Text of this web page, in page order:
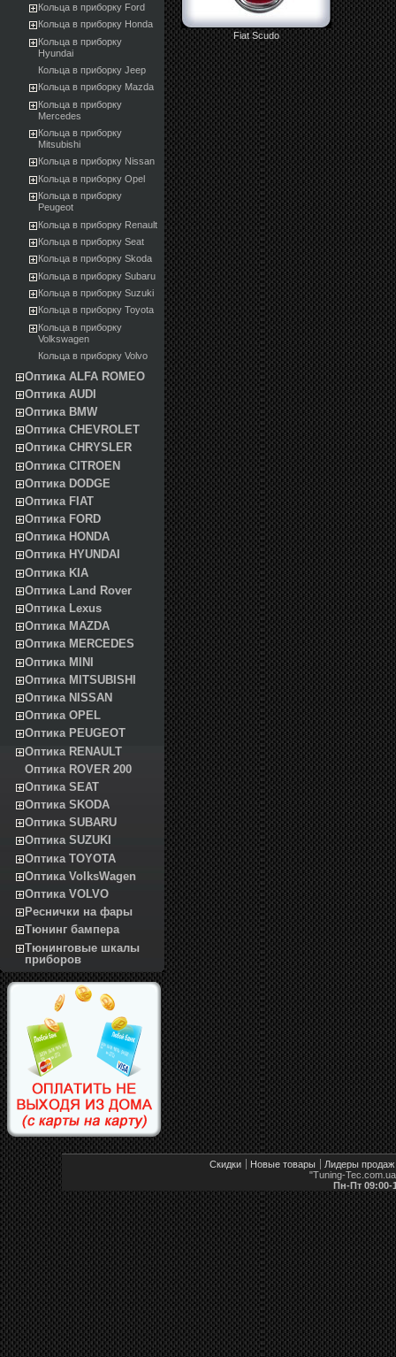
Кольца в приборку Ford
Кольца в приборку Honda
Кольца в приборку
Hyundai
Кольца в приборку Jeep
Кольца в приборку Mazda
Кольца в приборку
Mercedes
Кольца в приборку
Mitsubishi
Кольца в приборку Nissan
Кольца в приборку Opel
Кольца в приборку
Peugeot
Кольца в приборку Renault
Кольца в приборку Seat
Кольца в приборку Skoda
Кольца в приборку Subaru
Кольца в приборку Suzuki
Кольца в приборку Toyota
Кольца в приборку
Volkswagen
Кольца в приборку Volvo
Оптика ALFA ROMEO
Оптика AUDI
Оптика BMW
Оптика CHEVROLET
Оптика CHRYSLER
Оптика CITROEN
Оптика DODGE
Оптика FIAT
Оптика FORD
Оптика HONDA
Оптика HYUNDAI
Оптика KIA
Оптика Land Rover
Оптика Lexus
Оптика MAZDA
Оптика MERCEDES
Оптика MINI
Оптика MITSUBISHI
Оптика NISSAN
Оптика OPEL
Оптика PEUGEOT
Оптика RENAULT
Оптика ROVER 200
Оптика SEAT
Оптика SKODA
Оптика SUBARU
Оптика SUZUKI
Оптика TOYOTA
Оптика VolksWagen
Оптика VOLVO
Реснички на фары
Тюнинг бампера
Тюнинговые шкалы
приборов
Fiat Scudo
Скидки Новые товары
Лидеры продаж
"Tuning-
Пн-Пт 09:00-